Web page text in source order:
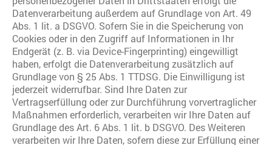
Datenverarbeitung außerdem auf Grundlage von Art. 49
Abs. 1 lit. a DSGVO. Sofern Sie in die Speicherung von
Cookies oder in den Zugriff auf Informationen in Ihr
Endgerät (z. B. via Device-Fingerprinting) eingewilligt
haben, erfolgt die Datenverarbeitung zusätzlich auf
Grundlage von § 25 Abs. 1 TTDSG. Die Einwilligung ist
jederzeit widerrufbar. Sind Ihre Daten zur
Vertragserfüllung oder zur Durchführung vorvertraglicher
Maßnahmen erforderlich, verarbeiten wir Ihre Daten auf
Grundlage des Art. 6 Abs. 1 lit. b DSGVO. Des Weiteren
verarbeiten wir Ihre Daten, sofern diese zur Erfüllung einer